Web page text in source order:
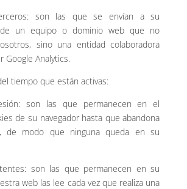
son las que se envían a su
un equipo o dominio web que no
sino una entidad colaboradora
Google Analytics.
tiempo que están activas:
son las que permanecen en el
de su navegador hasta que abandona
de modo que ninguna queda en su
son las que permanecen en su
web las lee cada vez que realiza una